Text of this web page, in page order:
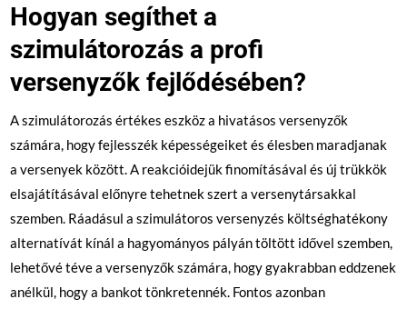
Hogyan segíthet a
szimulátorozás a profi
versenyzők fejlődésében?
A szimulátorozás értékes eszköz a hivatásos versenyzők
számára, hogy fejlesszék képességeiket és élesben maradjanak
a versenyek között. A reakcióidejük finomításával és új trükkök
elsajátításával előnyre tehetnek szert a versenytársakkal
szemben. Ráadásul a szimulátoros versenyzés költséghatékony
alternatívát kínál a hagyományos pályán töltött idővel szemben,
lehetővé téve a versenyzők számára, hogy gyakrabban eddzenek
anélkül, hogy a bankot tönkretennék. Fontos azonban